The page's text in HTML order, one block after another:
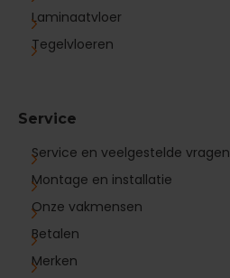
Laminaatvloer
Tegelvloeren
Service
Service en veelgestelde vragen
Montage en installatie
Onze vakmensen
Betalen
Merken